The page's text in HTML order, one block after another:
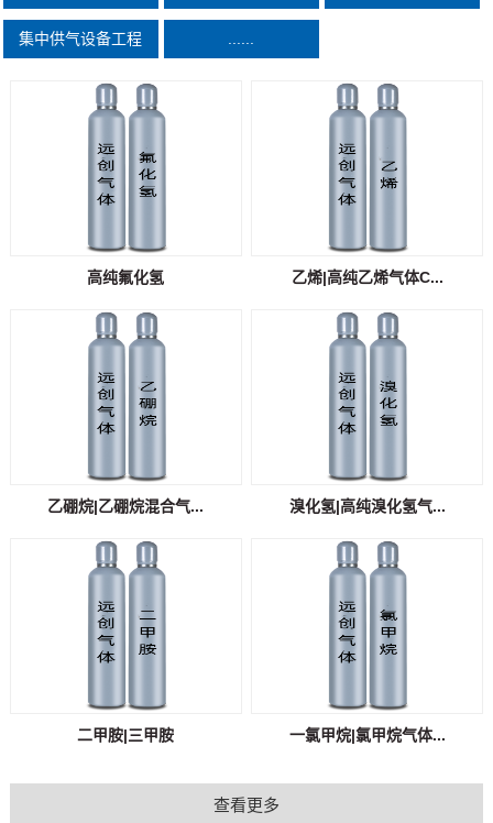
集中供气设备工程 ......
高纯氟化氢 乙烯|高纯乙烯气体C...
乙硼烷|乙硼烷混合气... 溴化氢|高纯溴化氢气...
二甲胺|三甲胺 一氯甲烷|氯甲烷气体...
查看更多